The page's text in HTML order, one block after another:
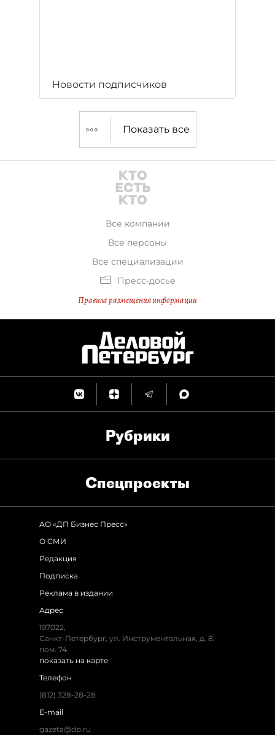
Новости подписчиков
Показать все
Все компании
Все персоны
Все специализации
Пресс-досье
Правила размещения информации
Рубрики
Спец­проекты
АО «ДП Бизнес Пресс»
О СМИ
Редакция
Подписка
Реклама в издании
Адрес
197022,
Санкт-Петербург, ул. Инструментальная, д. 8,
пом. 74.
показать на карте
Телефон
(812) 328-28-28
E-mail
gazeta@dp.ru